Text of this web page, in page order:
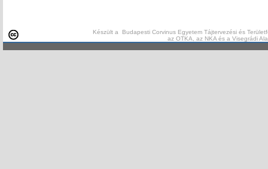
Készült a Budapesti Corvinus Egyetem Tájtervezési és
az OTKA, az NKA és a Visegrádi